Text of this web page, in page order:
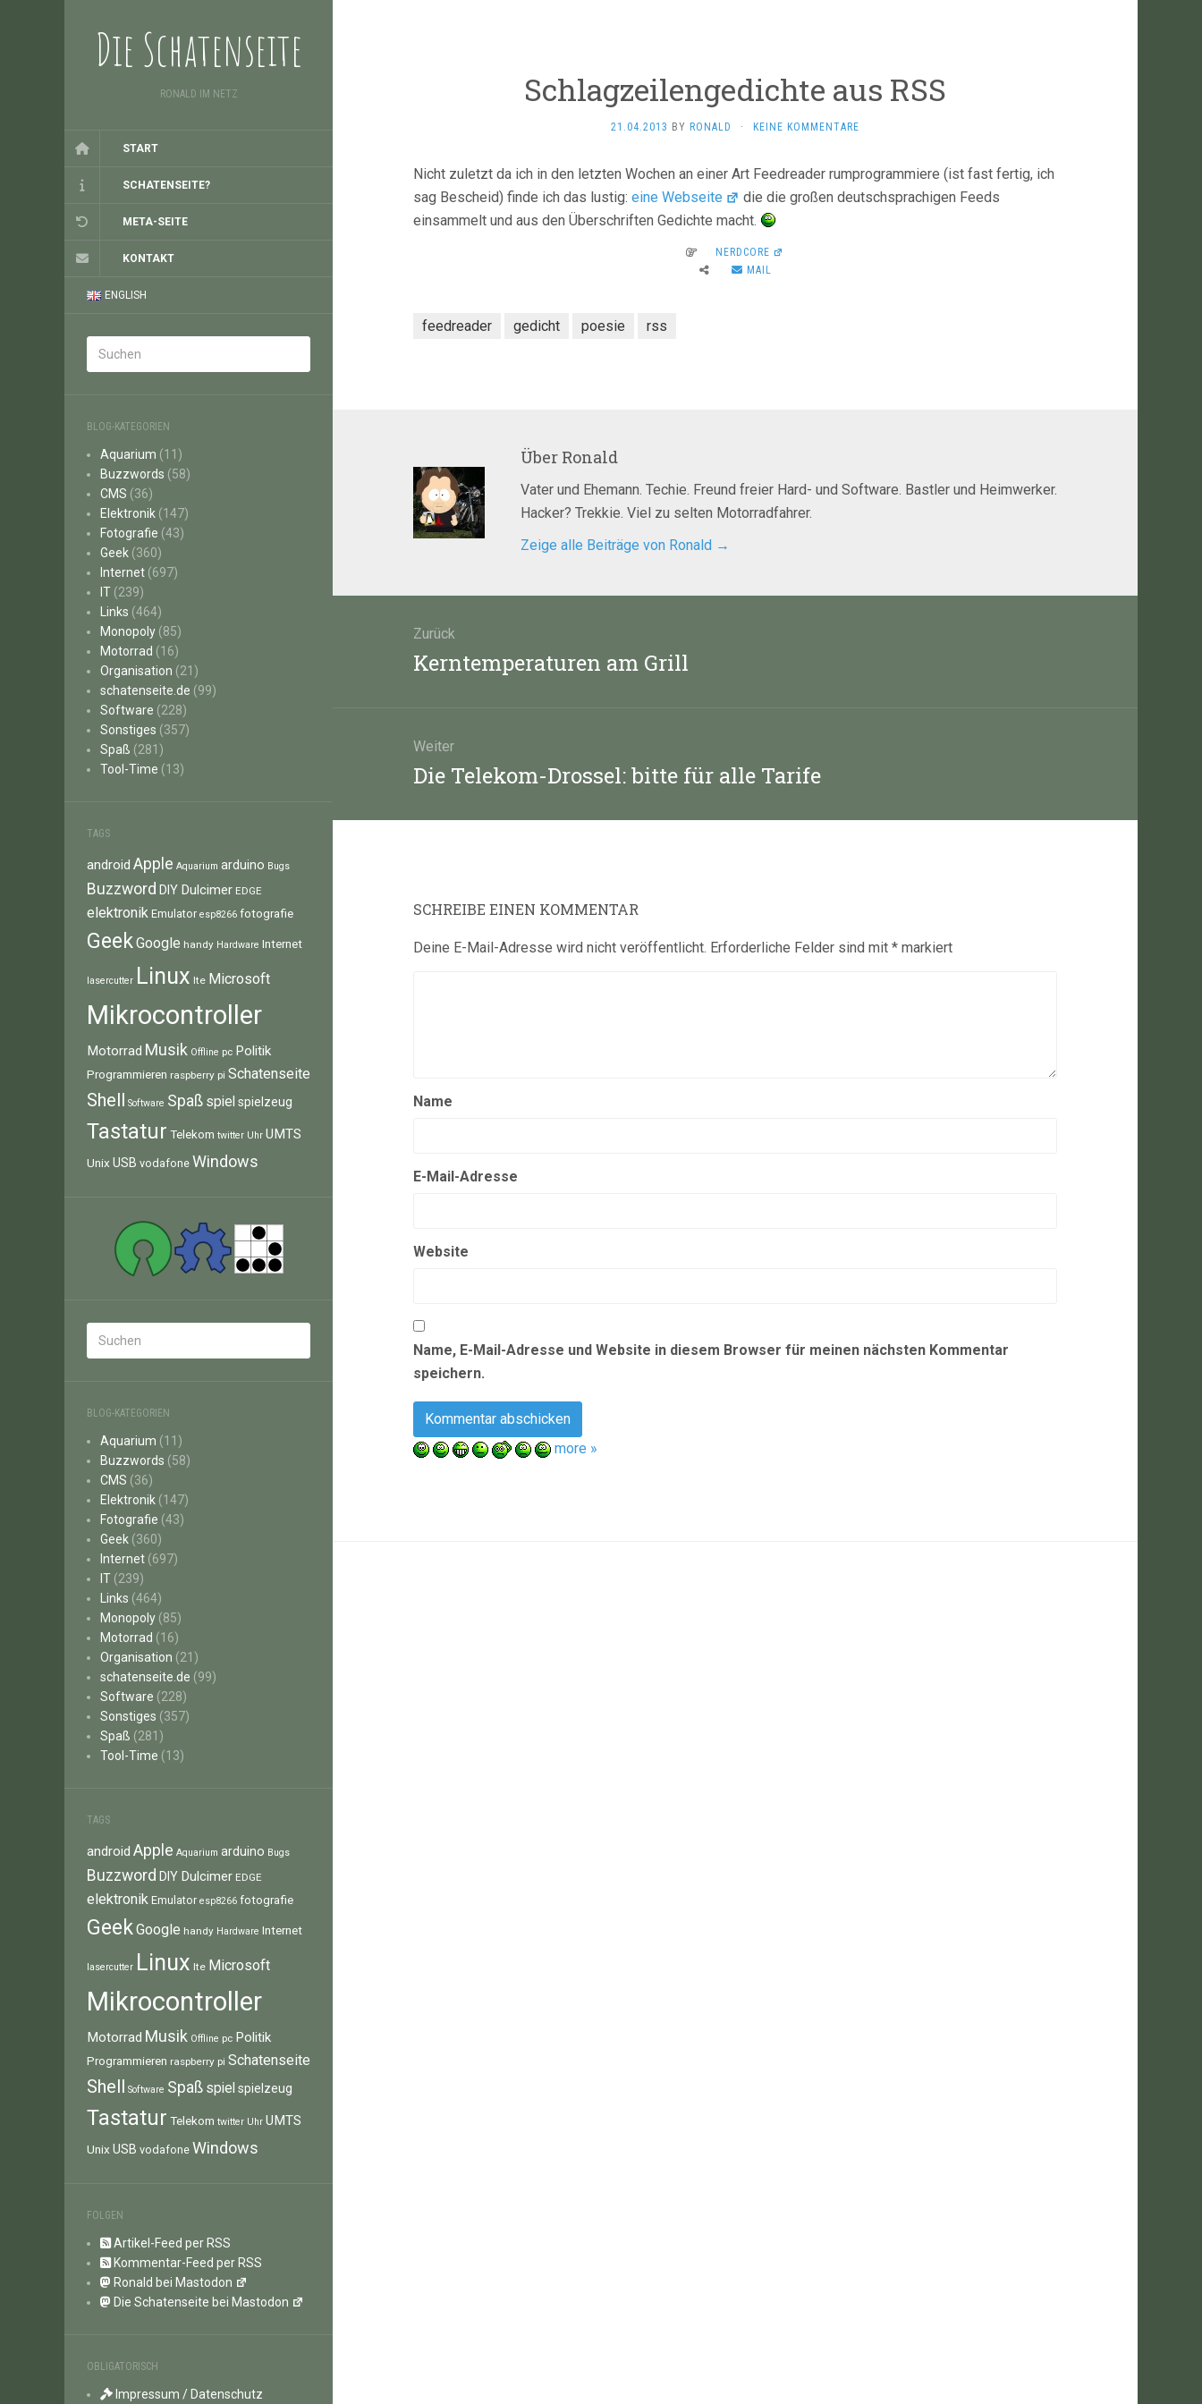
Die Schatenseite
RONALD IM NETZ
START
SCHATENSEITE?
META-SEITE
KONTAKT
ENGLISH
BLOG-KATEGORIEN
Aquarium (11)
Buzzwords (58)
CMS (36)
Elektronik (147)
Fotografie (43)
Geek (360)
Internet (697)
IT (239)
Links (464)
Monopoly (85)
Motorrad (16)
Organisation (21)
schatenseite.de (99)
Software (228)
Sonstiges (357)
Spaß (281)
Tool-Time (13)
TAGS
android Apple Aquarium arduino Bugs
Buzzword DIY Dulcimer EDGE
elektronik Emulator esp8266 fotografie
GeekGoogle handy Hardware Internet
lasercutter Linux lte Microsoft
Mikrocontroller
Motorrad Musik Offline pc Politik
Programmieren raspberry pi Schatenseite
Shell Software Spaß spiel spielzeug
Tastatur Telekom twitter Uhr UMTS
Unix USB vodafone Windows
BLOG-KATEGORIEN
Aquarium (11)
Buzzwords (58)
CMS (36)
Elektronik (147)
Fotografie (43)
Geek (360)
Internet (697)
IT (239)
Links (464)
Monopoly (85)
Motorrad (16)
Organisation (21)
schatenseite.de (99)
Software (228)
Sonstiges (357)
Spaß (281)
Tool-Time (13)
TAGS
android Apple Aquarium arduino Bugs
Buzzword DIY Dulcimer EDGE
elektronik Emulator esp8266 fotografie
GeekGoogle handy Hardware Internet
lasercutter Linux lte Microsoft
Mikrocontroller
Motorrad Musik Offline pc Politik
Programmieren raspberry pi Schatenseite
Shell Software Spaß spiel spielzeug
Tastatur Telekom twitter Uhr UMTS
Unix USB vodafone Windows
FOLGEN
Artikel-Feed per RSS
Kommentar-Feed per RSS
Ronald bei Mastodon
Die Schatenseite bei Mastodon
OBLIGATORISCH
Impressum / Datenschutz
Schlagzeilengedichte aus RSS
21.04.2013 BY RONALD · KEINE KOMMENTARE
Nicht zuletzt da ich in den letzten Wochen an einer Art Feedreader rumprogrammiere (ist fast fertig, ich
sag Bescheid) finde ich das lustig: eine Webseite
die die großen deutschsprachigen Feeds
einsammelt und aus den Überschriften Gedichte macht.
NERDCORE
MAIL
feedreader gedicht poesie rss
Über Ronald
Vater und Ehemann. Techie. Freund freier Hard- und Software. Bastler und Heimwerker.
Hacker? Trekkie. Viel zu selten Motorradfahrer.
Zeige alle Beiträge von Ronald →
Zurück
Vorheriger
Kerntemperaturen am Grill
Weiter
Nächster
Die Telekom-Drossel: bitte für alle Tarife
SCHREIBE EINEN KOMMENTAR
Deine E-Mail-Adresse wird nicht veröffentlicht. Erforderliche Felder sind mit * markiert
Name
E-Mail-Adresse
Website
Name, E-Mail-Adresse und Website in diesem Browser für meinen nächsten Kommentar
speichern.
more »